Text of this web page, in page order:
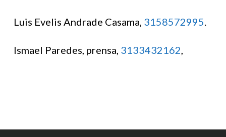
Luis Evelis Andrade Casama, 3158572995.
Ismael Paredes, prensa, 3133432162,